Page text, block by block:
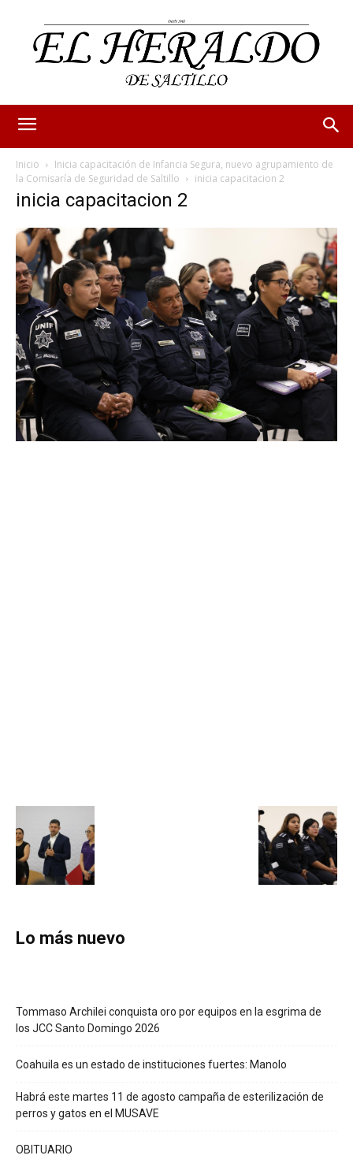
Inicio
Inicia capacitación de Infancia Segura, nuevo agrupamiento de
la Comisaría de Seguridad de Saltillo
inicia capacitacion 2
inicia capacitacion 2
Lo más nuevo
Tommaso Archilei conquista oro por equipos en la esgrima de
los JCC Santo Domingo 2026
Coahuila es un estado de instituciones fuertes: Manolo
Habrá este martes 11 de agosto campaña de esterilización de
perros y gatos en el MUSAVE
OBITUARIO